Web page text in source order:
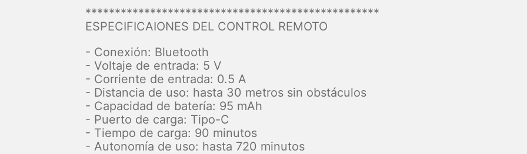
**************************************************
ESPECIFICAIONES DEL CONTROL REMOTO
- Conexión: Bluetooth
- Voltaje de entrada: 5 V
- Corriente de entrada: 0.5 A
- Distancia de uso: hasta 30 metros sin obstáculos
- Capacidad de batería: 95 mAh
- Puerto de carga: Tipo-C
- Tiempo de carga: 90 minutos
- Autonomía de uso: hasta 720 minutos